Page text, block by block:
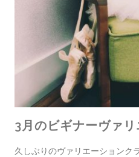
3月のビギナーヴァ
久しぶりのヴァリエーションク